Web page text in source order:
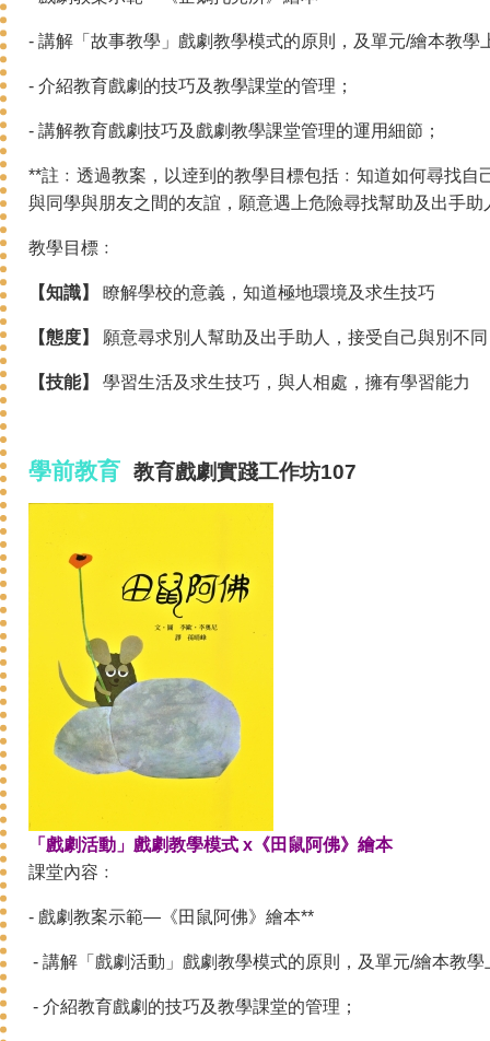
- 講解「故事教學」戲劇教學模式的原則，及單元/繪本教學
- 介紹教育戲劇的技巧及教學課堂的管理；
- 講解教育戲劇技巧及戲劇教學課堂管理的運用細節；
**註﹕透過教案，以逹到的教學目標包括﹕知道如何尋找自
與同學與朋友之間的友誼，願意遇上危險尋找幫助及出手助
教學目標﹕
【知識】 瞭解學校的意義，知道極地環境及求生技巧
【態度】 願意尋求別人幫助及出手助人，接受自己與別不
【技能】 學習生活及求生技巧，與人相處，擁有學習能力
學前教育 教育戲劇實踐工作坊107
「戲劇活動」戲劇教學模式 x《田鼠阿佛》繪本
課堂內容﹕
- 戲劇教案示範—《田鼠阿佛》繪本**
- 講解「戲劇活動」戲劇教學模式的原則，及單元/繪本教學
- 介紹教育戲劇的技巧及教學課堂的管理；